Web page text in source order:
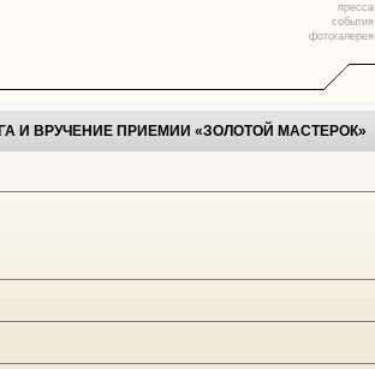
пресса
события
фотогалерея
И ВРУЧЕНИЕ ПРИЕМИИ «ЗОЛОТОЙ МАСТЕРОК»